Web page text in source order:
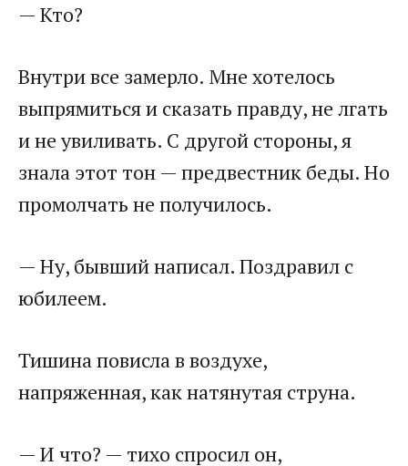
— Кто?
Внутри все замерло. Мне хотелось
выпрямиться и сказать правду, не лгать
и не увиливать. С другой стороны, я
знала этот тон — предвестник беды. Но
промолчать не получилось.
— Ну, бывший написал. Поздравил с
юбилеем.
Тишина повисла в воздухе,
напряженная, как натянутая струна.
— И что? — тихо спросил он,